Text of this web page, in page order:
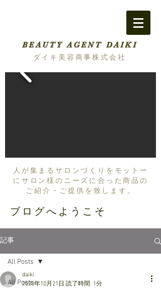
BEAUTY AGENT DAIKI
ダイキ美容商事株式会社
人が集まるサロンづくりをモットー
にサロン様のニーズに合った商品の
ご紹介・ご提供を致します。
ブログへようこそ
記事
All Posts
All Posts
daiki
2020年10月21日 読了時間: 1分